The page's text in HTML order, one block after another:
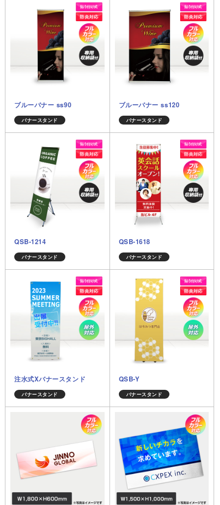
ブルーバナー ss90
バナースタンド
ブルーバナー ss120
バナースタンド
QSB-1214
バナースタンド
QSB-1618
バナースタンド
注水式Xバナースタンド
バナースタンド
QSB-Y
バナースタンド